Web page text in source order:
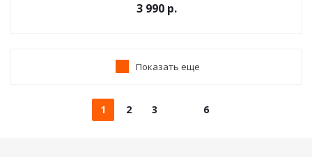
3 990 р.
Показать еще
1 2 3 6